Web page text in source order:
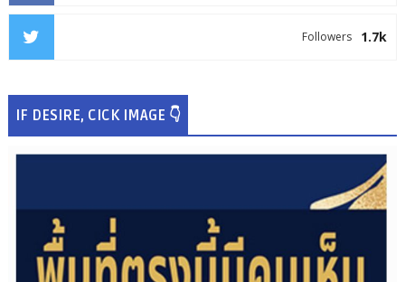
1.7k
Followers
IF DESIRE, CICK IMAGE 👇